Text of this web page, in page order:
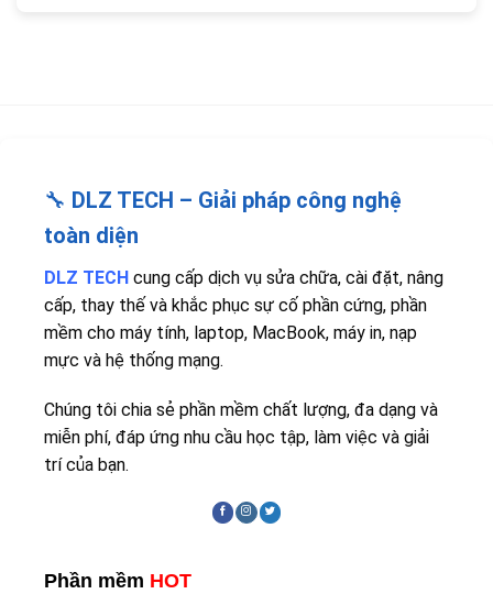
🔧 DLZ TECH – Giải pháp công nghệ
toàn diện
DLZ TECH cung cấp dịch vụ sửa chữa, cài đặt, nâng
cấp, thay thế và khắc phục sự cố phần cứng, phần
mềm cho máy tính, laptop, MacBook, máy in, nạp
mực và hệ thống mạng.
Chúng tôi chia sẻ phần mềm chất lượng, đa dạng và
miễn phí, đáp ứng nhu cầu học tập, làm việc và giải
trí của bạn.
Phần mềm HOT